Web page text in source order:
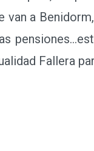
a
Fallera